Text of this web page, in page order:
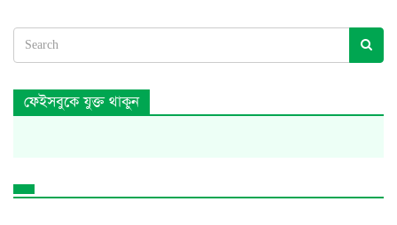
ফেইসবুকে যুক্ত থাকুন